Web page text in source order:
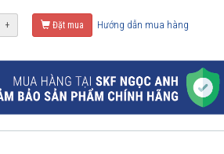
+ Đặt mua Hướng dẫn mua hàng